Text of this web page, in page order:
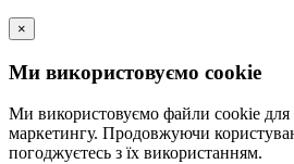
×
Ми використовуємо cookie
Ми використовуємо файли cookie для
маркетингу. Продовжуючи
погоджуєтесь з їх використанням.